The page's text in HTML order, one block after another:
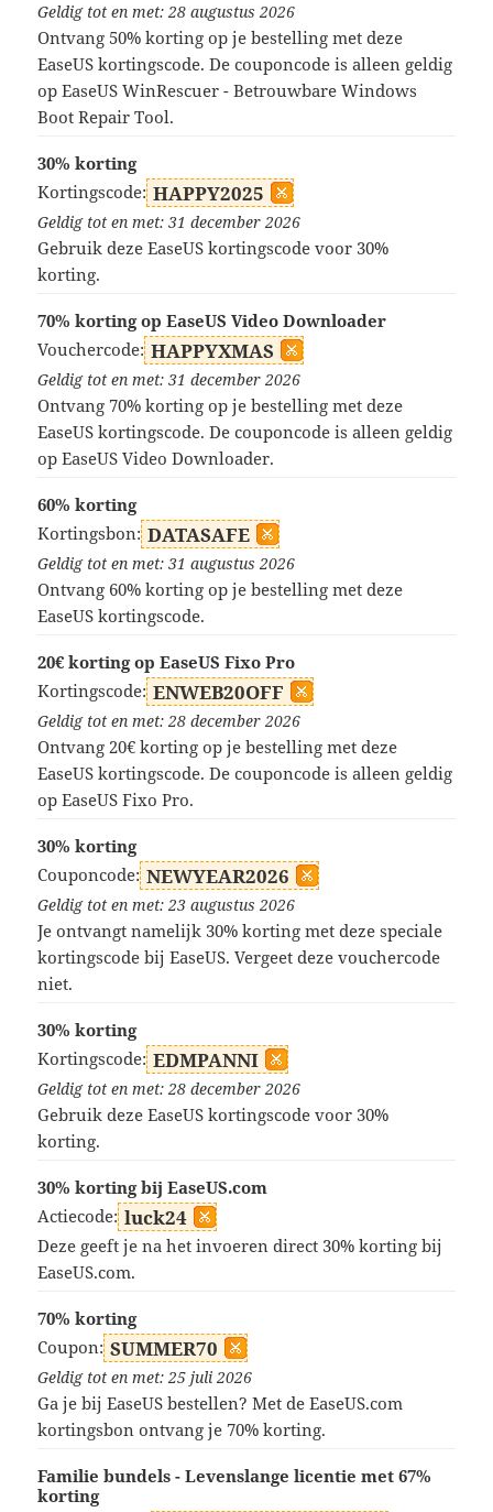
Geldig tot en met: 28 augustus 2026
Ontvang 50% korting op je bestelling met deze
EaseUS kortingscode. De couponcode is alleen geldig
op EaseUS WinRescuer - Betrouwbare Windows
Boot Repair Tool.
30% korting
Kortingscode: HAPPY2025
Geldig tot en met: 31 december 2026
Gebruik deze EaseUS kortingscode voor 30%
korting.
70% korting op EaseUS Video Downloader
Vouchercode: HAPPYXMAS
Geldig tot en met: 31 december 2026
Ontvang 70% korting op je bestelling met deze
EaseUS kortingscode. De couponcode is alleen geldig
op EaseUS Video Downloader.
60% korting
Kortingsbon: DATASAFE
Geldig tot en met: 31 augustus 2026
Ontvang 60% korting op je bestelling met deze
EaseUS kortingscode.
20€ korting op EaseUS Fixo Pro
Kortingscode: ENWEB20OFF
Geldig tot en met: 28 december 2026
Ontvang 20€ korting op je bestelling met deze
EaseUS kortingscode. De couponcode is alleen geldig
op EaseUS Fixo Pro.
30% korting
Couponcode: NEWYEAR2026
Geldig tot en met: 23 augustus 2026
Je ontvangt namelijk 30% korting met deze speciale
kortingscode bij EaseUS. Vergeet deze vouchercode
niet.
30% korting
Kortingscode: EDMPANNI
Geldig tot en met: 28 december 2026
Gebruik deze EaseUS kortingscode voor 30%
korting.
30% korting bij EaseUS.com
Actiecode: luck24
Deze geeft je na het invoeren direct 30% korting bij
EaseUS.com.
70% korting
Coupon: SUMMER70
Geldig tot en met: 25 juli 2026
Ga je bij EaseUS bestellen? Met de EaseUS.com
kortingsbon ontvang je 70% korting.
Familie bundels - Levenslange licentie met 67%
korting